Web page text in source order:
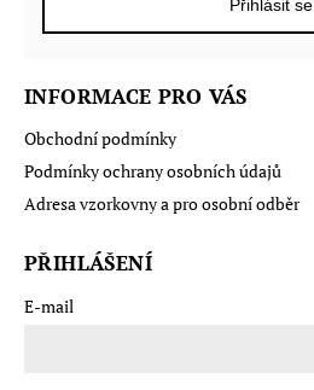
Přihlásit se
INFORMACE PRO VÁS
Obchodní podmínky
Podmínky ochrany osobních údajů
Adresa vzorkovny a pro osobní odběr
PŘIHLÁŠENÍ
E-mail